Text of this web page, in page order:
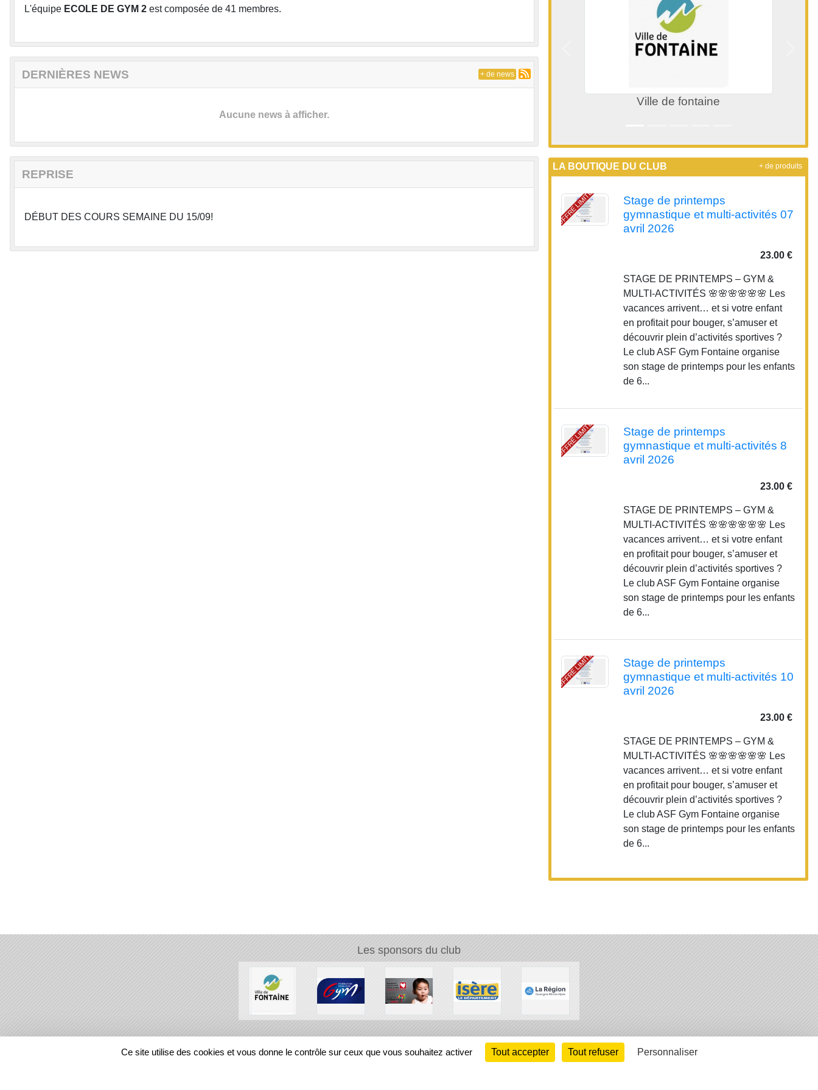
L'équipe ECOLE DE GYM 2 est composée de 41 membres.
DERNIÈRES NEWS
Aucune news à afficher.
+ de news
REPRISE
DÉBUT DES COURS SEMAINE DU 15/09!
Ville de fontaine
LA BOUTIQUE DU CLUB
OFFRE LIMITÉE
Stage de printemps
gymnastique et multi-activités 07
avril 2026
23.00 €
STAGE DE PRINTEMPS – GYM &
MULTI-ACTIVITÉS 🌸🌸🌸🌸🌸🌸 Les
vacances arrivent… et si votre enfant
en profitait pour bouger, s’amuser et
découvrir plein d’activités sportives ?
Le club ASF Gym Fontaine organise
son stage de printemps pour les enfants
de 6...
OFFRE LIMITÉE
Stage de printemps
gymnastique et multi-activités 8
avril 2026
23.00 €
STAGE DE PRINTEMPS – GYM &
MULTI-ACTIVITÉS 🌸🌸🌸🌸🌸🌸 Les
vacances arrivent… et si votre enfant
en profitait pour bouger, s’amuser et
découvrir plein d’activités sportives ?
Le club ASF Gym Fontaine organise
son stage de printemps pour les enfants
de 6...
OFFRE LIMITÉE
Stage de printemps
gymnastique et multi-activités 10
avril 2026
23.00 €
STAGE DE PRINTEMPS – GYM &
MULTI-ACTIVITÉS 🌸🌸🌸🌸🌸🌸 Les
vacances arrivent… et si votre enfant
en profitait pour bouger, s’amuser et
découvrir plein d’activités sportives ?
Le club ASF Gym Fontaine organise
son stage de printemps pour les enfants
de 6...
+ de produits
Les sponsors du club
REGIONS Charte cookies
Gestion des cookies
Informations légales
Signaler un contenu inapproprié
Ce site utilise des cookies et vous donne le contrôle sur ceux que vous souhaitez activer Tout accepter Tout refuser Personnaliser